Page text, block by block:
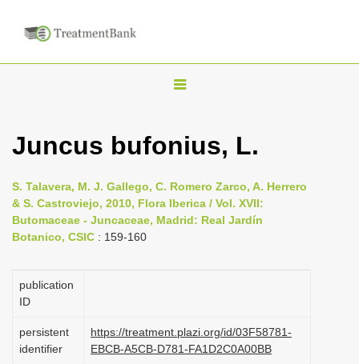
T
g
e
n
a
t
Juncus bufonius, L.
S. Talavera, M. J. Gallego, C. Romero Zarco, A. Herrero
& S. Castroviejo, 2010, Flora Iberica / Vol. XVII:
Butomaceae - Juncaceae, Madrid: Real Jardín
Botanico, CSIC : 159-160
publication
ID
persistent
identifier
https://treatment.plazi.org/id/03F58781-
EBCB-A5CB-D781-FA1D2C0A00BB